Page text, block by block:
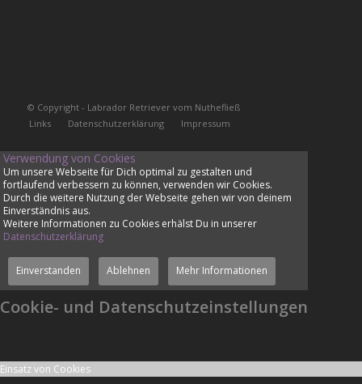
© Copyright - Labrador Retriever vom Nuthefließ
Links
Datenschutzerklärung Impressum
Verwendung von Cookies
Um unsere Webseite für Dich optimal zu gestalten und
fortlaufend verbessern zu können, verwenden wir Cookies.
Durch die weitere Nutzung der Webseite gehen wir von deinem
Einverständnis aus.
Weitere Informationen zu Cookies erhälst Du in unserer
Datenschutzerklärung
Einverstanden Ablehnen Mehr Informationen
Cookie- und Datenschutzeinstellungen
Einsatz von Cookies